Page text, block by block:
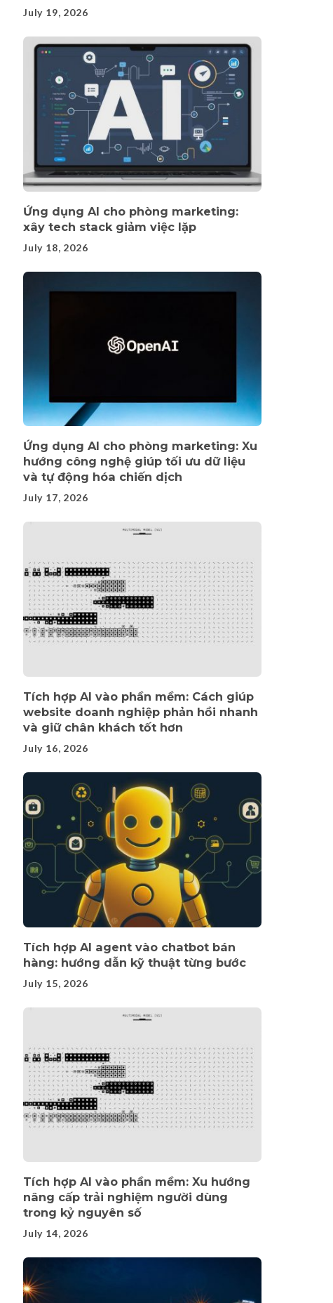
July 19, 2026
Ứng dụng AI cho phòng marketing:
xây tech stack giảm việc lặp
July 18, 2026
Ứng dụng AI cho phòng marketing: Xu
hướng công nghệ giúp tối ưu dữ liệu
và tự động hóa chiến dịch
July 17, 2026
Tích hợp AI vào phần mềm: Cách giúp
website doanh nghiệp phản hồi nhanh
và giữ chân khách tốt hơn
July 16, 2026
Tích hợp AI agent vào chatbot bán
hàng: hướng dẫn kỹ thuật từng bước
July 15, 2026
Tích hợp AI vào phần mềm: Xu hướng
nâng cấp trải nghiệm người dùng
trong kỷ nguyên số
July 14, 2026